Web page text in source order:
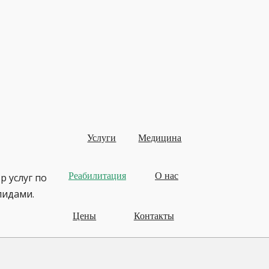
услуг по
Услуги Медицина
Реабилитация О нас
Цены Контакты